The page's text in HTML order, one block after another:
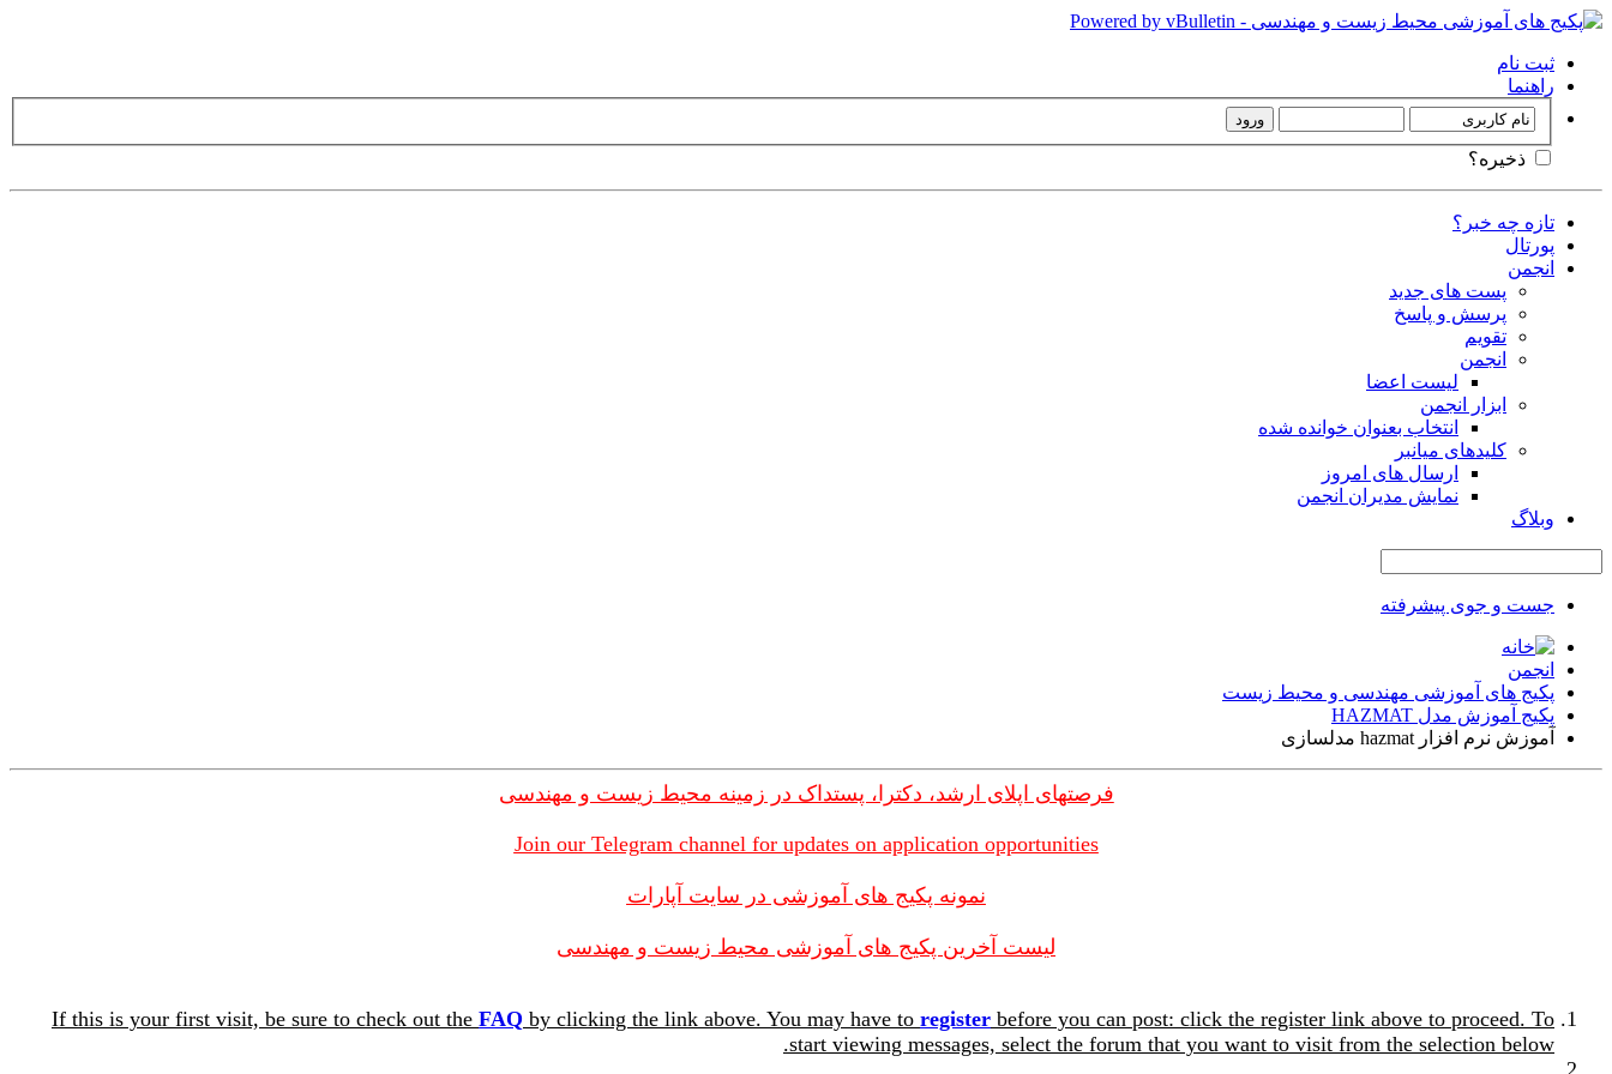
ثبت نام
راهنما
ذخیره؟
تازه چه خبر؟
پورتال
انجمن
پست های جدید
پرسش و پاسخ
تقویم
انجمن
لیست اعضا
ابزار انجمن
انتخاب بعنوان خوانده شده
کلیدهای میانبر
ارسال های امروز
نمایش مدیران انجمن
وبلاگ
جست و جوی پیشرفته
انجمن
پکیج های آموزشی مهندسی و محیط زیست
پکیج آموزش مدل HAZMAT
آموزش نرم افزار hazmat مدلسازی
فرصتهای اپلای ارشد، دکترا، پستداک در زمینه محیط زیست و مهندسی
Join our Telegram channel for updates on application opportunities
نمونه پکیج های آموزشی در سایت آپارات
لیست آخرین پکیج های آموزشی محیط زیست و مهندسی
If this is your first visit, be sure to check out the FAQ by clicking the link above. You may have to register before you can post: click the register link above to proceed. To
start viewing messages, select the forum that you want to visit from the selection below.